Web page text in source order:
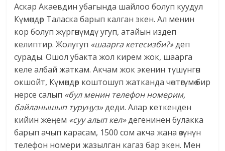
Аскар Акаевдин убагында шайлоо болуп куудул
Күмөндөр Таласка барып калган экен. Ал менин
кор болуп жүргөнүмдү угуп, атайын издеп
келиптир. Жолугуп «шаарга кетесизби?»деп
сурады. Ошол убакта жол кирем жок, шаарга
келе албай жаткам. Акчам жок экенин түшүнгөн
окшойт, Күмөндөр коштошуп жатканда чөнтөгүмө бир
нерсе салып «бул менин телефон номерим,
байланышып туруӊуз»деди. Алар кеткенден
кийин жеӊем «суу алып кел»дегенинен булакка
барып ачып карасам, 1500 сом акча жана өзүнүн
телефон номери жазылган кагаз бар экен. Мен